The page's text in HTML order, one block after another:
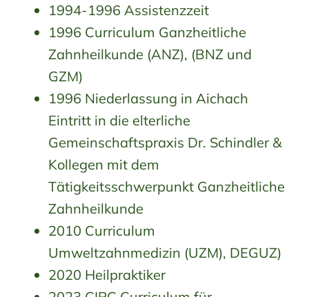
1994-1996 Assistenzzeit
1996 Curriculum Ganzheitliche
Zahnheilkunde (ANZ), (BNZ und
GZM)
1996 Niederlassung in Aichach
Eintritt in die elterliche
Gemeinschaftspraxis Dr. Schindler &
Kollegen mit dem
Tätigkeitsschwerpunkt Ganzheitliche
Zahnheilkunde
2010 Curriculum
Umweltzahnmedizin (UZM), DEGUZ)
2020 Heilpraktiker